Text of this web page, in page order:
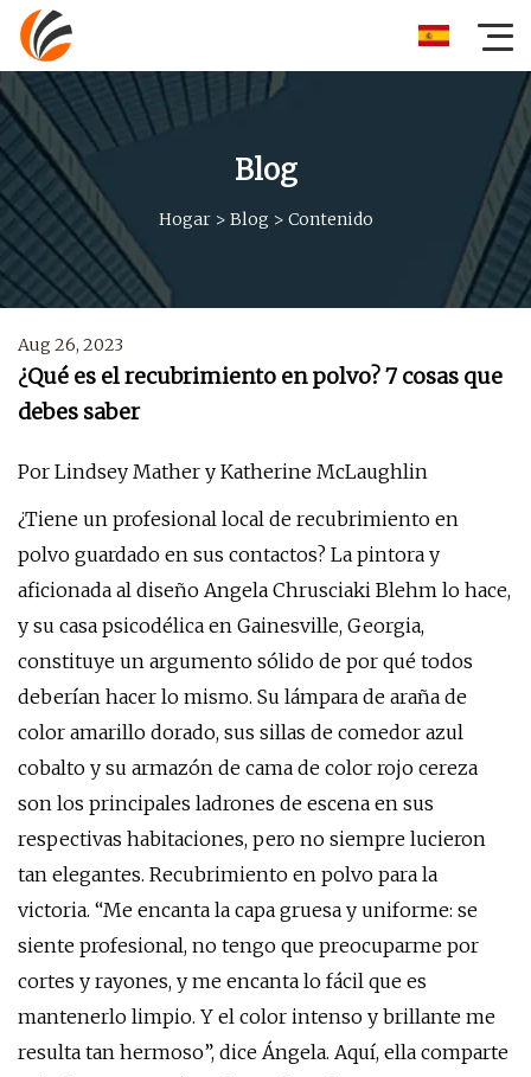
Blog
Hogar> Blog > Contenido
Aug 26, 2023
¿Qué es el recubrimiento en polvo? 7 cosas que
debes saber
Por Lindsey Mather y Katherine McLaughlin
¿Tiene un profesional local de recubrimiento en
polvo guardado en sus contactos? La pintora y
aficionada al diseño Angela Chrusciaki Blehm lo hace,
y su casa psicodélica en Gainesville, Georgia,
constituye un argumento sólido de por qué todos
deberían hacer lo mismo. Su lámpara de araña de
color amarillo dorado, sus sillas de comedor azul
cobalto y su armazón de cama de color rojo cereza
son los principales ladrones de escena en sus
respectivas habitaciones, pero no siempre lucieron
tan elegantes. Recubrimiento en polvo para la
victoria. “Me encanta la capa gruesa y uniforme: se
siente profesional, no tengo que preocuparme por
cortes y rayones, y me encanta lo fácil que es
mantenerlo limpio. Y el color intenso y brillante me
resulta tan hermoso”, dice Ángela. Aquí, ella comparte